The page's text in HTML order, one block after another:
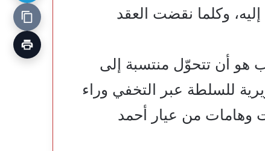
وكلما نقضت العقد
هو أن تتحوّل منتسبة إلى
للسلطة عبر التخفي وراء
وهامات من عيار أحمد